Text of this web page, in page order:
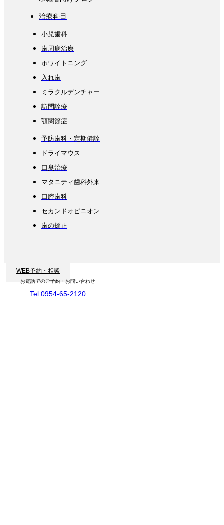
治療科目
小児歯科
歯周病治療
ホワイトニング
入れ歯
ミラクルデンチャー
訪問診療
顎関節症
予防歯科・定期健診
ドライマウス
口臭治療
マタニティ歯科外来
口腔歯科
セカンドオピニオン
歯の矯正
WEB予約・相談
お電話でのご予約・お問い合わせ
Tel.0954-65-2120